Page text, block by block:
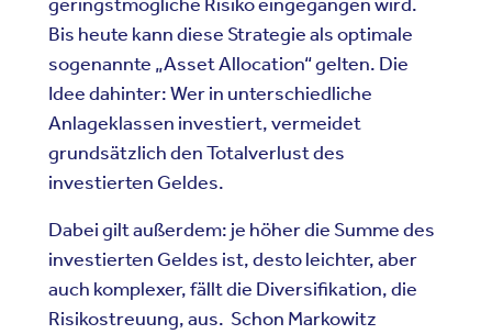
Bis heute kann diese Strategie als optimale
sogenannte „Asset Allocation“ gelten. Die
Idee dahinter: Wer in unterschiedliche
Anlageklassen investiert, vermeidet
grundsätzlich den Totalverlust des
investierten Geldes.
Dabei gilt außerdem: je höher die Summe des
investierten Geldes ist, desto leichter, aber
auch komplexer, fällt die Diversifikation, die
Risikostreuung, aus. Schon Markowitz